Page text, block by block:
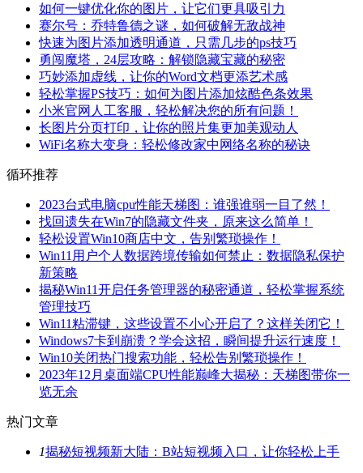
如何一键优化你的图片，让它们更具吸引力
赛尔号：乔特鲁德之谜，如何破解无敌战神
快速为图片添加透明通道，只需几步的ps技巧
勇闯魔塔，24层攻略：解锁隐藏宝藏的秘密
巧妙添加虚线，让你的Word文档更添艺术感
轻松掌握PS技巧：如何为图片添加炫酷色条效果
小米官网人工客服，轻松解决您的所有问题！
长图片分页打印，让你的照片集更加美观动人
WiFi名称大变身：轻松修改家中网络名称的秘诀
循环推荐
2023台式电脑cpu性能天梯图：谁强谁弱一目了然！
找回遗失在Win7的隐藏文件夹，原来这么简单！
轻松设置Win10商店中文，告别繁琐操作！
Win11用户个人数据跨境传输如何禁止：数据隐私保护
新策略
揭秘Win11开启任务管理器的秘密通道，轻松掌握系统
管理技巧
Win11粘滞键，这些设置不小心开启了？这样关闭它！
Windows7卡到崩溃？学会这招，瞬间提升运行速度！
Win10关闭热门搜索功能，轻松告别繁琐操作！
2023年12月桌面端CPU性能巅峰大揭秘：天梯图带你一
览无余
热门文章
1揭秘短视频新大陆：B站短视频入口，让你轻松上手